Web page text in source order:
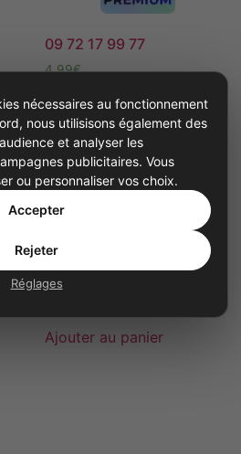
09 72 17 99 77
4,99€
Ajouter au panier
01 85 440 340
Ajouter au panier
nécessaires au fonctionnement
nous utilisisons également des
et analyser les
publicitaires. Vous
ou personnaliser vos choix.
Accepter
Rejeter
Réglages